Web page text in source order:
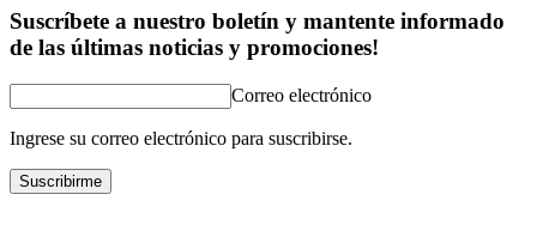
Suscríbete a nuestro boletín y mantente informado
de las últimas noticias y promociones!
Correo electrónico
Ingrese su correo electrónico para suscribirse.
Suscribirme